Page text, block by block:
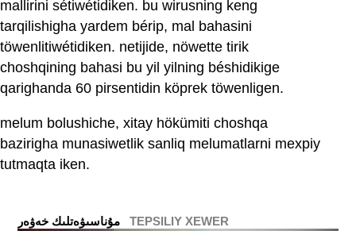
mallirini sétiwétidiken. bu wirusning keng
tarqilishigha yardem bérip, mal bahasini
töwenlitiwétidiken. netijide, nöwette tirik
choshqining bahasi bu yil yilning béshidikige
qarighanda 60 pirsentidin köprek töwenligen.
melum bolushiche, xitay hökümiti choshqa
bazirigha munasiwetlik sanliq melumatlarni mexpiy
tutmaqta iken.
TEPSILIY XEWER